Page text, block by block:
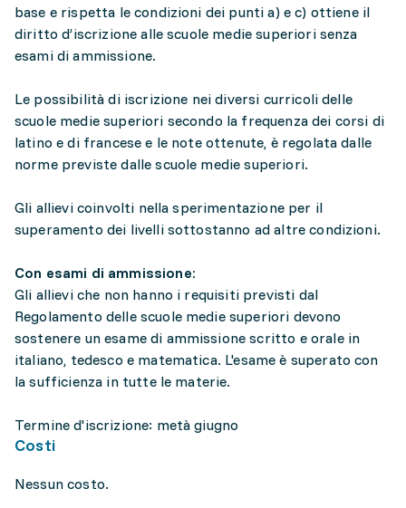
base e rispetta le condizioni dei punti a) e c) ottiene il
diritto d’iscrizione alle scuole medie superiori senza
esami di ammissione.
Le possibilità di iscrizione nei diversi curricoli delle
scuole medie superiori secondo la frequenza dei corsi di
latino e di francese e le note ottenute, è regolata dalle
norme previste dalle scuole medie superiori.
Gli allievi coinvolti nella sperimentazione per il
superamento dei livelli sottostanno ad altre condizioni.
Con esami di ammissione:
Gli allievi che non hanno i requisiti previsti dal
Regolamento delle scuole medie superiori devono
sostenere un esame di ammissione scritto e orale in
italiano, tedesco e matematica. L'esame è superato con
la sufficienza in tutte le materie.
Termine d'iscrizione: metà giugno
Costi
Nessun costo.